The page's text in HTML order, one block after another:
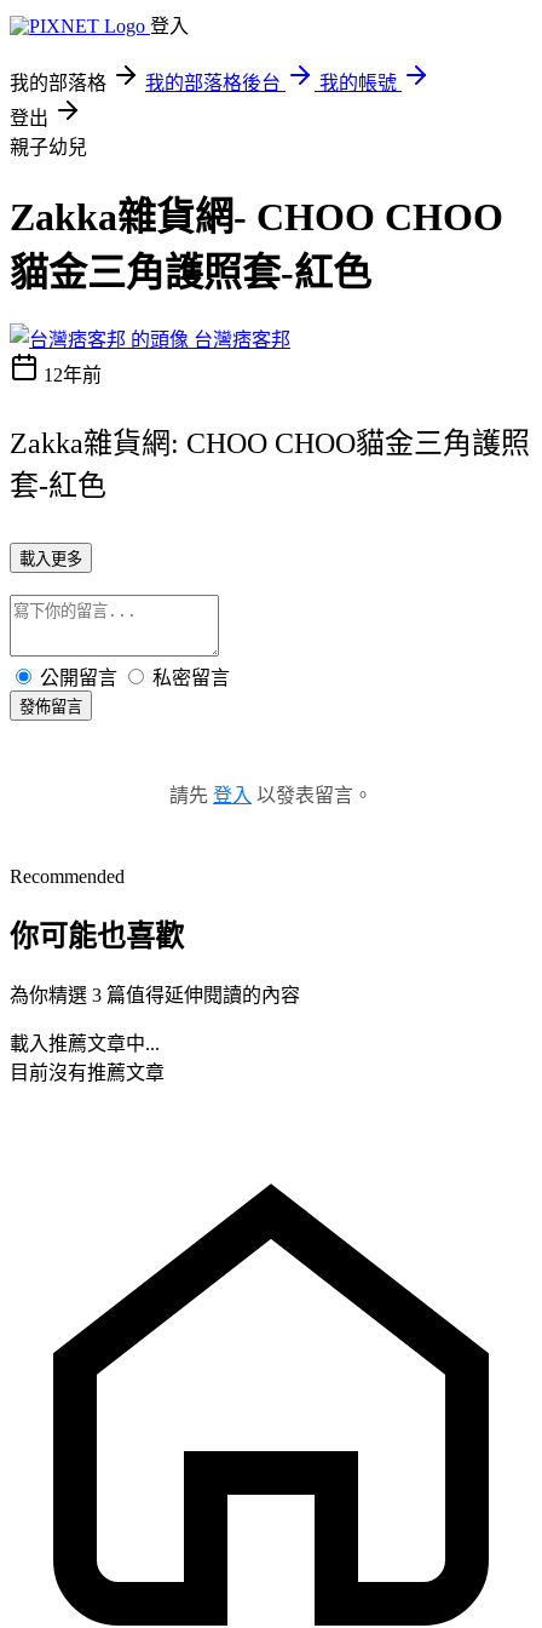
登入
我的部落格 我的部落格後台
我的帳號
登出
親子幼兒
Zakka雜貨網- CHOO CHOO
貓金三角護照套-紅色
台灣痞客邦
12年前
Zakka雜貨網: CHOO CHOO貓金三角護照
套-紅色
載入更多
公開留言 私密留言
發佈留言
請先 登入 以發表留言。
Recommended
你可能也喜歡
為你精選 3 篇值得延伸閱讀的內容
載入推薦文章中...
目前沒有推薦文章